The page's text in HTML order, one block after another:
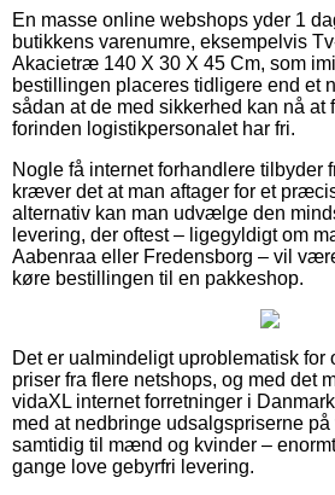
En masse online webshops yder 1
butikkens varenumre, eksempelvis
Akacietræ 140 X 30 X 45 Cm, som
bestillingen placeres tidligere end et
sådan at de med sikkerhed kan nå at
forinden logistikpersonalet har fri.
Nogle få internet forhandlere tilbyder
kræver det at man aftager for et
alternativ kan man udvælge den
levering, der oftest – ligegyldigt om
Aabenraa eller Fredensborg – vil
køre bestillingen til en pakkeshop.
Det er ualmindeligt uproblematisk for
priser fra flere netshops, og med det
vidaXL internet forretninger i
med at nedbringe udsalgspriserne
samtidig til mænd og kvinder –
gange love gebyrfri levering.